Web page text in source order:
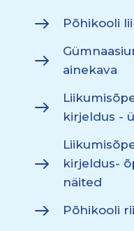
Põhikooli
ainekava
kirjeldus -
kirjeldus-
näited
Põhikooli